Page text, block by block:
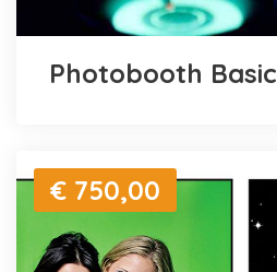
Photobooth Basic
€ 750,00